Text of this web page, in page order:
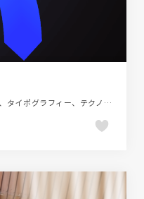
コーポレートサイト、スタイリッシュ、タイポグラフィー、テクノロジー・サイエンス、フラットデザイン、ブルー系、ホワイト系、モーション多め、多言語対応、新卒・中途採用サイト